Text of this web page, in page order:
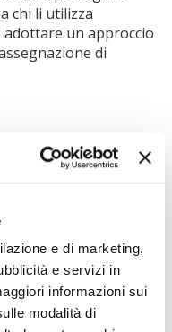
e di marketing,
e servizi in
informazioni sui
modalità di
chi li utilizza
un approccio
di
di 5 parametri
cardiaca,
e frequenza
alla normalità). Il
dei punteggi
del vitello neonato:
critica;